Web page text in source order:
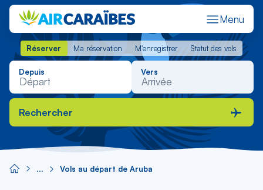
Menu
Réserver Ma réservation M'enregistrer Statut des vols
Réserver Ma réservation M'enregistrer Statut des vols
Depuis Vers
Rechercher
Vols au départ de Aruba